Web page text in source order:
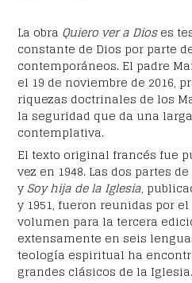
La obra Quiero ver a Dioses
constante de Dios por parte
contemporáneos. El padre
el 19 de noviembre de 2016,
riquezas doctrinales de los
la seguridad que da una
contemplativa.
El texto original francés fue
vez en 1948. Las dos partes
ySoy hija de la Iglesia,
y 1951, fueron reunidas por
volumen para la tercera
extensamente en seis
teología espiritual ha
grandes clásicos de la Iglesia.